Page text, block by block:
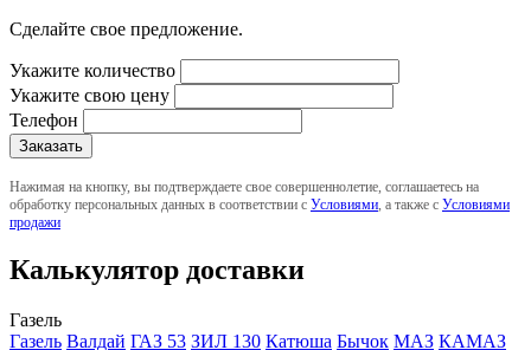
Сделайте свое предложение.
Укажите количество
Укажите свою цену
Телефон
Нажимая на кнопку, вы подтверждаете свое совершеннолетие, соглашаетесь на
обработку персональных данных в соответствии с Условиями , а также с Условиями
продажи
Калькулятор доставки
Газель
Газель Валдай ГАЗ 53 ЗИЛ 130 Катюша Бычок МАЗ КАМАЗ